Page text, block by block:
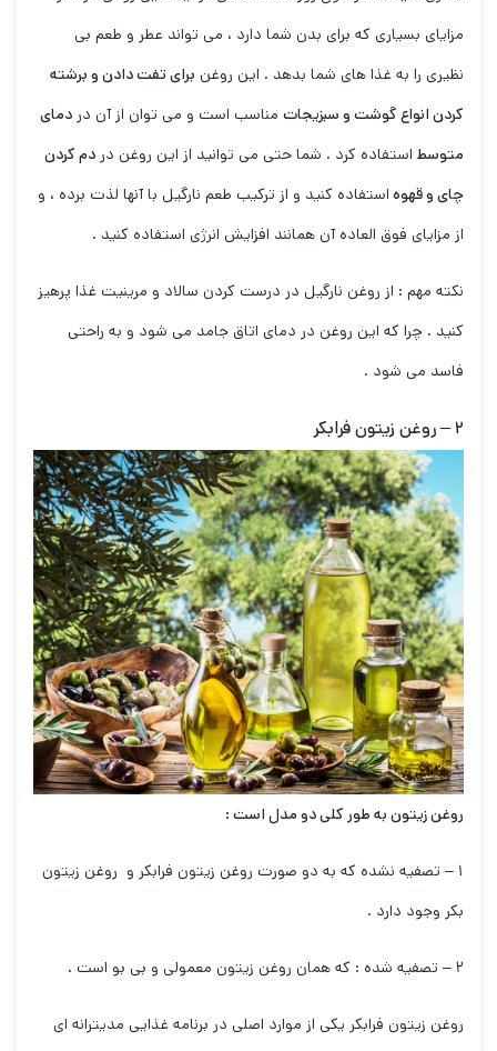
مزایای بسیاری که برای بدن شما دارد ، می تواند عطر و طعم بی
نظیری را به غذا های شما بدهد . این روغن برای تفت دادن و برشته
کردن انواع گوشت و سبزیجات مناسب است و می توان از آن در دمای
متوسط استفاده کرد . شما حتی می توانید از این روغن در دم کردن
چای و قهوه استفاده کنید و از ترکیب طعم نارگیل با آنها لذت برده ، و
از مزایای فوق العاده آن همانند افزایش انرژی استفاده کنید .
نکته مهم : از روغن نارگیل در درست کردن سالاد و مرینیت غذا پرهیز
کنید . چرا که این روغن در دمای اتاق جامد می شود و به راحتی
فاسد می شود .
۲ – روغن زیتون فرابکر
روغن زیتون به طور کلی دو مدل است :
۱ – تصفیه نشده که به دو صورت روغن زیتون فرابکر و روغن زیتون
بکر وجود دارد .
۲ – تصفیه شده : که همان روغن زیتون معمولی و بی بو است .
روغن زیتون فرابکر یکی از موارد اصلی در برنامه غذایی مدیترانه ای